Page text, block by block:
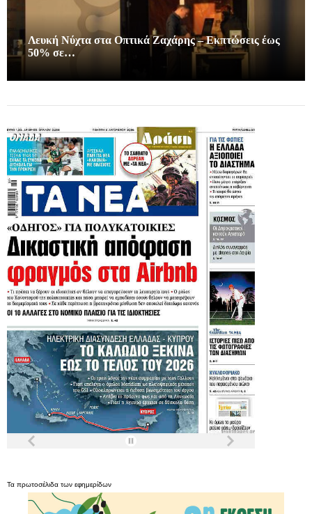
Λευκή Νύχτα στα Οπτικά Ζαχάρης – Εκπτώσεις έως
50% σε…
Τα πρωτοσέλιδα των εφημερίδων